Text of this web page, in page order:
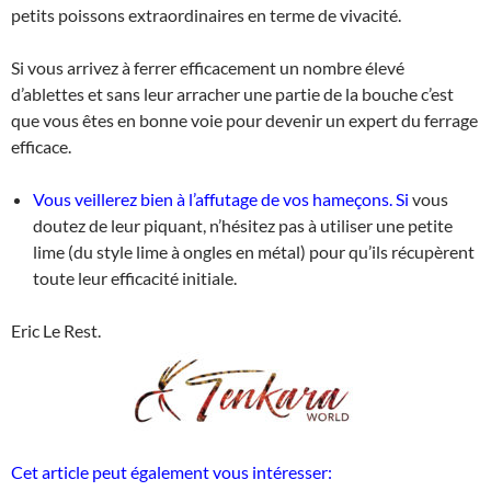
petits poissons extraordinaires en terme de vivacité.
Si vous arrivez à ferrer efficacement un nombre élevé
d’ablettes et sans leur arracher une partie de la bouche c’est
que vous êtes en bonne voie pour devenir un expert du ferrage
efficace.
Vous veillerez bien à l’affutage de vos hameçons. Si vous
doutez de leur piquant, n’hésitez pas à utiliser une petite
lime (du style lime à ongles en métal) pour qu’ils récupèrent
toute leur efficacité initiale.
Eric Le Rest.
Cet article peut également vous intéresser: